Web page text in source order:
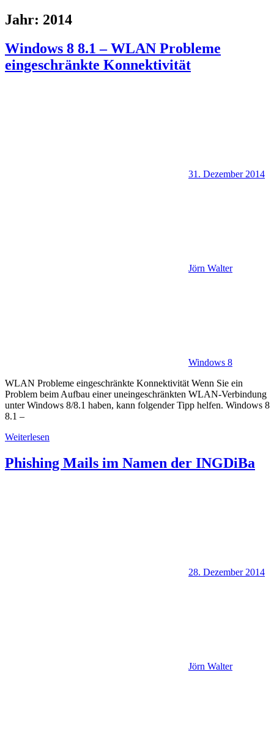
Jahr: 2014
Windows 8 8.1 – WLAN Probleme
eingeschränkte Konnektivität
31. Dezember 2014
Jörn Walter
Windows 8
WLAN Probleme eingeschränkte Konnektivität Wenn Sie ein
Problem beim Aufbau einer uneingeschränkten WLAN-Verbindung
unter Windows 8/8.1 haben, kann folgender Tipp helfen. Windows 8
8.1 –
Weiterlesen
Phishing Mails im Namen der INGDiBa
28. Dezember 2014
Jörn Walter